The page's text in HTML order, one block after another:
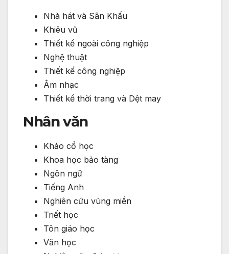
Nhà hát và Sân Khấu
Khiêu vũ
Thiết kế ngoài công nghiệp
Nghệ thuật
Thiết kế công nghiệp
Âm nhạc
Thiết kế thời trang và Dệt may
Nhân văn
Khảo cổ học
Khoa học bảo tàng
Ngôn ngữ
Tiếng Anh
Nghiên cứu vùng miền
Triết học
Tôn giáo học
Văn học